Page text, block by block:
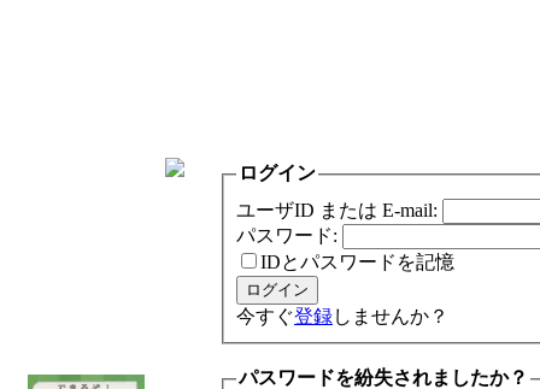
ログイン
ユーザID または E-mail:
パスワード:
IDとパスワードを記憶
今すぐ登録しませんか？
パスワードを紛失されましたか？